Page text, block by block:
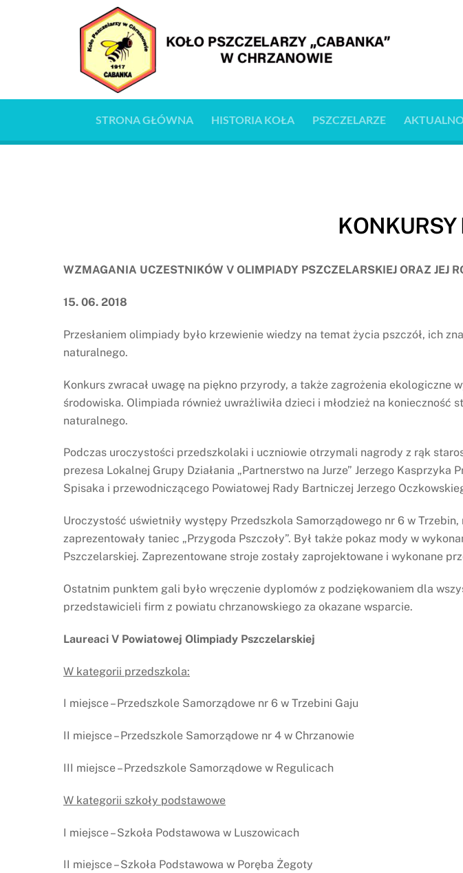
STRONA GŁÓWNA HISTORIA KOŁA PSZCZELARZE
WZMAGANIA UCZESTNIKÓW V OLIMPIADY PSZCZELARSKIEJ ORAZ JEJ
15. 06. 2018
Przesłaniem olimpiady było krzewienie wiedzy na temat życia pszczół, ich
naturalnego.
Konkurs zwracał uwagę na piękno przyrody, a także zagrożenia
środowiska. Olimpiada również uwrażliwiła dzieci i młodzież na
naturalnego.
Podczas uroczystości przedszkolaki i uczniowie otrzymali nagrody z rąk
prezesa Lokalnej Grupy Działania „Partnerstwo na Jurze” Jerzego
Spisaka i przewodniczącego Powiatowej Rady Bartniczej Jerzego
Uroczystość uświetniły występy Przedszkola Samorządowego nr 6 w
zaprezentowały taniec „Przygoda Pszczoły”. Był także pokaz mody w
Pszczelarskiej. Zaprezentowane stroje zostały zaprojektowane i wykonane
Ostatnim punktem gali było wręczenie dyplomów z podziękowaniem dla
przedstawicieli firm z powiatu chrzanowskiego za okazane wsparcie.
Laureaci V Powiatowej Olimpiady Pszczelarskiej
W kategorii przedszkola:
I miejsce – Przedszkole Samorządowe nr 6 w Trzebini Gaju
II miejsce – Przedszkole Samorządowe nr 4 w Chrzanowie
III miejsce – Przedszkole Samorządowe w Regulicach
W kategorii szkoły podstawowe
I miejsce – Szkoła Podstawowa w Luszowicach
II miejsce – Szkoła Podstawowa w Poręba Żegoty